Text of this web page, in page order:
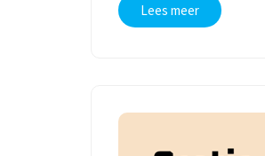
Lees meer